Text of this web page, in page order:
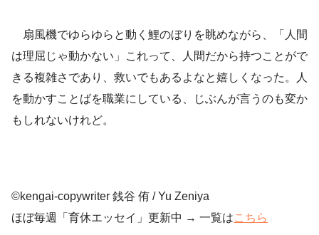
扇風機でゆらゆらと動く鯉のぼりを眺めながら、「人間
は理屈じゃ動かない」これって、人間だから持つことがで
きる複雑さであり、救いでもあるよなと嬉しくなった。人
を動かすことばを職業にしている、じぶんが言うのも変か
もしれないけれど。
©︎kengai-copywriter 銭谷 侑 / Yu Zeniya
ほぼ毎週「育休エッセイ」更新中 → 一覧はこちら